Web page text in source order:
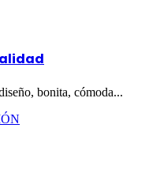
bonita, cómoda...